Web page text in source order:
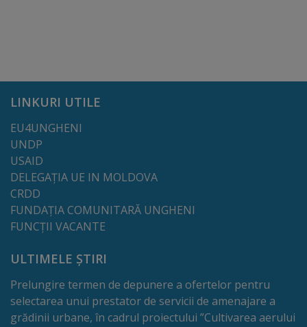
Administrație
Primărie
Primar
Viceprimari
Organigrama
Aparatul
primăriei
LINKURI UTILE
EU4UNGHENI
UNDP
USAID
DELEGAȚIA UE IN MOLDOVA
CRDD
FUNDAȚIA COMUNITARĂ UNGHENI
FUNCȚII VACANTE
ULTIMELE ȘTIRI
Prelungire termen de depunere a ofertelor pentru
selectarea unui prestator de servicii de amenajare a
grădinii urbane, în cadrul proiectului ”Cultivarea aerului